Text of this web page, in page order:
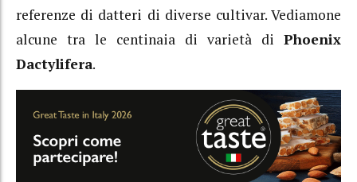
referenze di datteri di diverse cultivar. Vediamone
alcune tra le centinaia di varietà di Phoenix
Dactylifera.